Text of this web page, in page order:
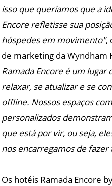
isso que queríamos que a
Encore refletisse sua
hóspedes em movimento",
de marketing da Wyndham
Ramada Encore é um lugar
relaxar, se atualizar e se
offline. Nossos espaços
personalizados
que está por vir, ou seja,
nos encarregamos de fazer
Os hotéis Ramada Encore